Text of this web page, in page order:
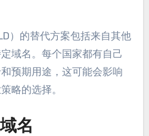
）的替代方案包括来自其他
域名。每个国家都有自己
预期用途，这可能会影响
略的选择。
名